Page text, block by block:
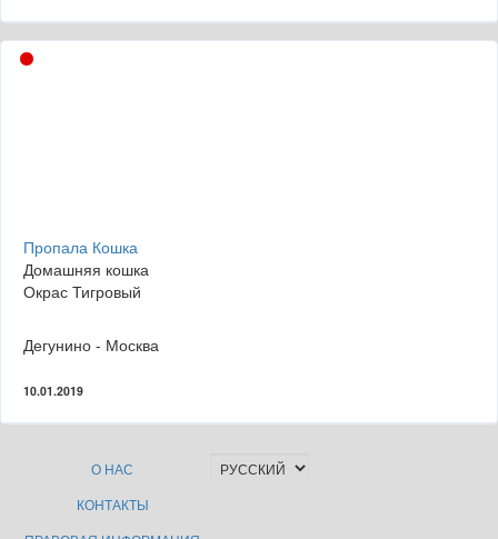
Пропала Кошка
Домашняя кошка
Окрас Тигровый
Дегунино - Москва
10.01.2019
О НАС
КОНТАКТЫ